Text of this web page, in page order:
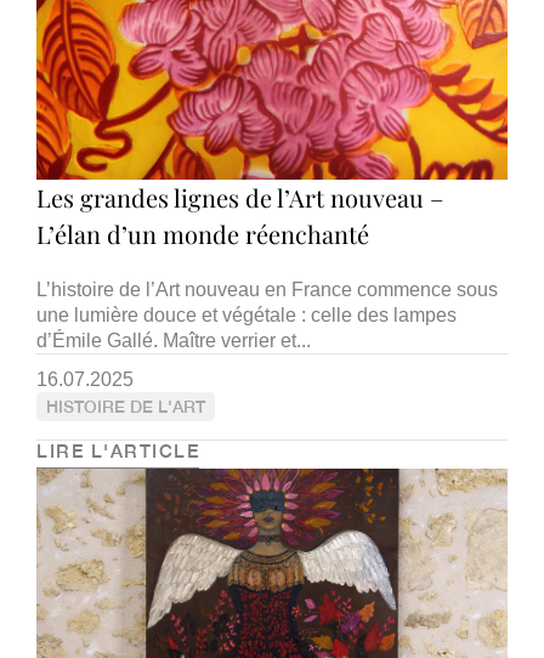
Les grandes lignes de l’Art nouveau –
L’élan d’un monde réenchanté
L’histoire de l’Art nouveau en France commence sous
une lumière douce et végétale : celle des lampes
d’Émile Gallé. Maître verrier et...
16.07.2025
HISTOIRE DE L'ART
LIRE L'ARTICLE